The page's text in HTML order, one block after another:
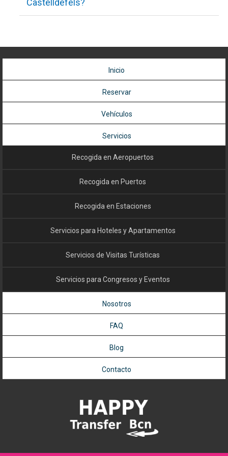
Castelldefels?
Puedes reservar transfer desde la terminal de cruceros en
Inicio
Reservar
Vehículos
Servicios
Recogida en Aeropuertos
Recogida en Puertos
Recogida en Estaciones
Servicios para Hoteles y Apartamentos
Servicios de Visitas Turísticas
Servicios para Congresos y Eventos
Nosotros
FAQ
Blog
Contacto